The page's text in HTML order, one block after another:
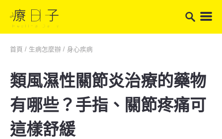
首頁 / 生病怎麼辦 / 身心疾病
類風濕性關節炎治療的藥物
有哪些？手指、關節疼痛可
這樣舒緩